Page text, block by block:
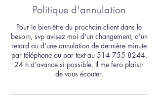
Politique d'annulation
Pour le bien-être du prochain client dans le
besoin, svp avisez moi d'un changement, d'un
retard ou d'une annulation de dernière minute
par téléphone ou par text au 514 755 8244.
24 h d'avance si possible. Il me fera plaisir
de vous écouter.